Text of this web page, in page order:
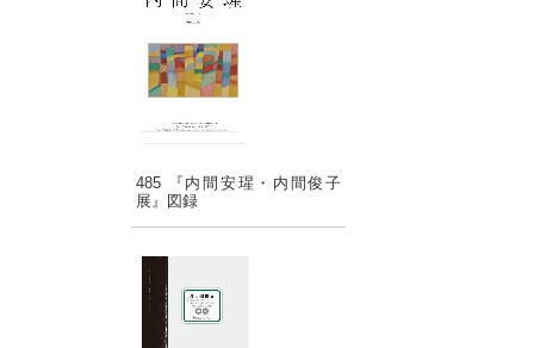
485 『内間安瑆・内間俊子
展』図録